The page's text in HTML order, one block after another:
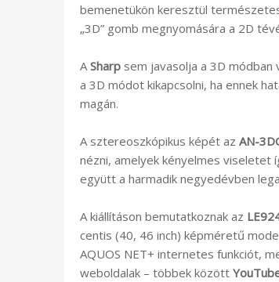
bemenetükön keresztül
„3D” gomb megnyomására a 2D
A Sharp sem javasolja a 3D
a 3D módot kikapcsolni, ha ennek
magán.
A sztereoszkópikus képét az AN-
nézni, amelyek kényelmes viseletet
együtt a harmadik negyedévben
A kiállításon bemutatkoznak az
centis (40, 46 inch) képméretű
AQUOS NET+ internetes funkciót,
weboldalak – többek között